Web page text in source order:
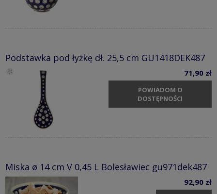
Podstawka pod łyżkę dł. 25,5 cm GU1418DEK487
71,90 zł
POWIADOM O
DOSTĘPNOŚCI
Miska ø 14 cm V 0,45 L Bolesławiec gu971dek487
92,90 zł